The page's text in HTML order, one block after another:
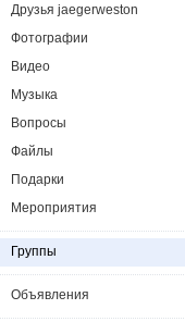
Друзья jaegerweston
Фотографии
Видео
Музыка
Вопросы
Файлы
Подарки
Мероприятия
Группы
Объявления